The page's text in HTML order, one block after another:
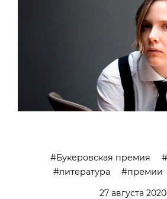
Букеровская премия
литература
премии
27 августа 2020